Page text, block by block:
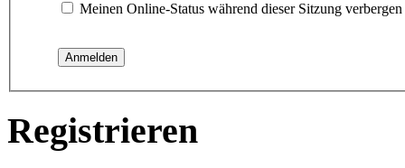
Meinen Online-Status während dieser Sitzung verbergen
Registrieren